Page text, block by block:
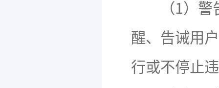
（1）警告
醒、告诫用
行或不停止